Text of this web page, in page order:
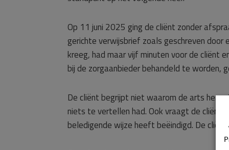
Op 11 juni 2025 ging de cliënt zonder
gerichte verwijsbrief zoals geschreven door
kreeg, had maar vijf minuten voor de cliënt
bij de zorgaanbieder behandeld te worden,
De cliënt begrijpt niet waarom de arts hem
niets te vertellen had. Ook vraagt de cliënt
beledigende wijze heeft beëindigd. De